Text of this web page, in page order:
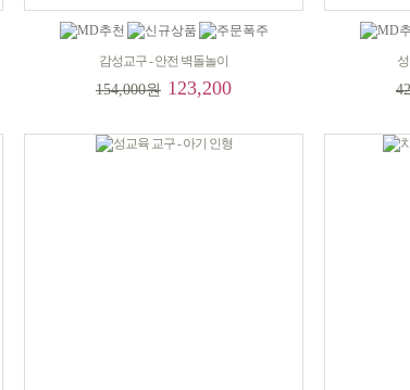
감성교구 - 안전 벽돌놀이
154,000원 123,200